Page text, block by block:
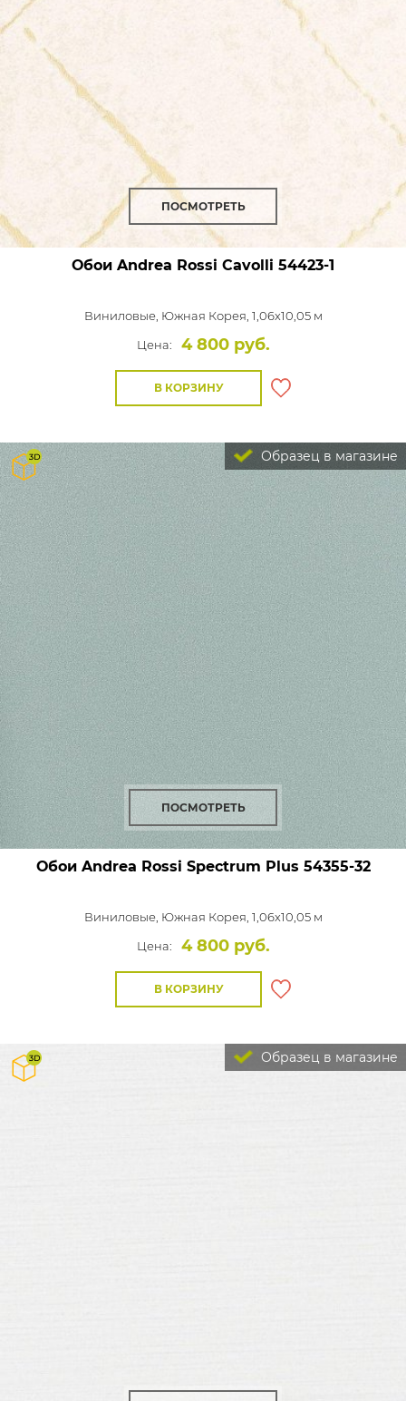
ПОСМОТРЕТЬ
Обои Andrea Rossi Cavolli 54423-1
Виниловые, Южная Корея, 1,06x10,05 м
Цена:
4 800 руб.
В КОРЗИНУ
Образец в магазине
ПОСМОТРЕТЬ
Обои Andrea Rossi Spectrum Plus 54355-32
Виниловые, Южная Корея, 1,06x10,05 м
Цена:
4 800 руб.
В КОРЗИНУ
Образец в магазине